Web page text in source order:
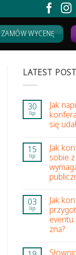
ZAMÓW WYCENĘ
LATEST
30
lip
Jak
się
15
lip
Jak
sobie
03
lip
Jak
eventu
zna?